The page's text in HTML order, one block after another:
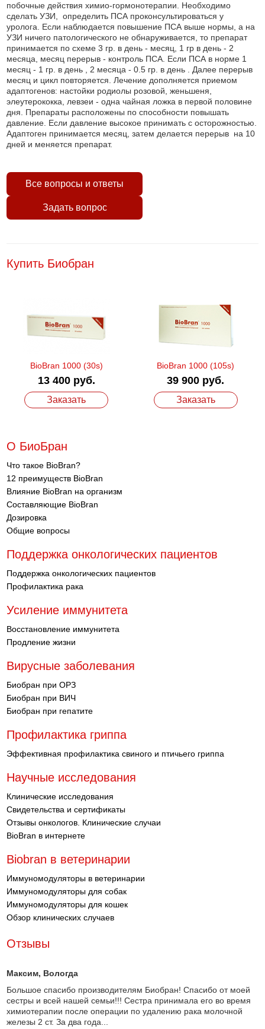
побочные действия химио-гормонотерапии. Необходимо
сделать УЗИ, определить ПСА проконсультироваться у
уролога. Если наблюдается повышение ПСА выше нормы, а на
УЗИ ничего патологического не обнаруживается, то препарат
принимается по схеме 3 гр. в день - месяц, 1 гр в день - 2
месяца, месяц перерыв - контроль ПСА. Если ПСА в норме 1
месяц - 1 гр. в день , 2 месяца - 0.5 гр. в день . Далее перерыв
месяц и цикл повторяется. Лечение дополняется приемом
адаптогенов: настойки родиолы розовой, женьшеня,
элеутерококка, левзеи - одна чайная ложка в первой половине
дня. Препараты расположены по способности повышать
давление. Если давление высокое принимать с осторожностью.
Адаптоген принимается месяц, затем делается перерыв на 10
дней и меняется препарат.
Все вопросы и ответы
Задать вопрос
Купить Биобран
BioBran 1000 (30s)
13 400 руб.
Заказать
BioBran 1000 (105s)
39 900 руб.
Заказать
О БиоБран
Что такое BioBran?
12 преимуществ BioBran
Влияние BioBran на организм
Составляющие BioBran
Дозировка
Общие вопросы
Поддержка онкологических пациентов
Поддержка онкологических пациентов
Профилактика рака
Усиление иммунитета
Восстановление иммунитета
Продление жизни
Вирусные заболевания
Биобран при ОРЗ
Биобран при ВИЧ
Биобран при гепатите
Профилактика гриппа
Эффективная профилактика свиного и птичьего гриппа
Научные исследования
Клинические исследования
Свидетельства и сертификаты
Отзывы онкологов. Клинические случаи
BioBran в интернете
Biobran в ветеринарии
Иммуномодуляторы в ветеринарии
Иммуномодуляторы для собак
Иммуномодуляторы для кошек
Обзор клинических случаев
Отзывы
Максим, Вологда
Большое спасибо производителям Биобран! Спасибо от моей
сестры и всей нашей семьи!!! Сестра принимала его во время
химиотерапии после операции по удалению рака молочной
железы 2 ст. За два года...